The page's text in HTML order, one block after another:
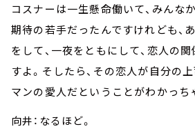
コスナーは一生懸命働いて、みんな
期待の若手だったんですけれども、
をして、一夜をともにして、恋人の
すよ。そしたら、その恋人が自分の
マンの愛人だということがわかっち
向井：なるほど。